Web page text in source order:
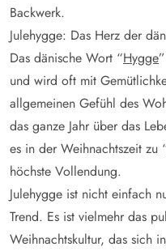
Backwerk.
Julehygge: Das Herz der
Das dänische Wort “Hygge
und wird oft mit
allgemeinen Gefühl des
das ganze Jahr über das
es in der Weihnachtszeit zu
höchste Vollendung.
Julehygge ist nicht einfach
Trend. Es ist vielmehr das
Weihnachtskultur, das sich